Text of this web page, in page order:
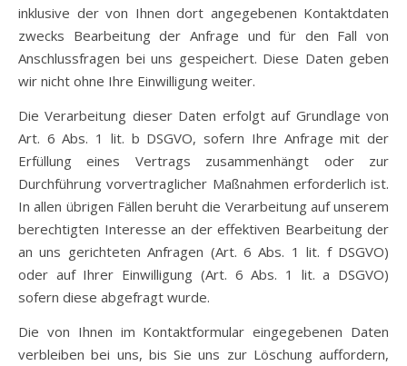
inklusive der von Ihnen dort angegebenen Kontaktdaten
zwecks Bearbeitung der Anfrage und für den Fall von
Anschlussfragen bei uns gespeichert. Diese Daten geben
wir nicht ohne Ihre Einwilligung weiter.
Die Verarbeitung dieser Daten erfolgt auf Grundlage von
Art. 6 Abs. 1 lit. b DSGVO, sofern Ihre Anfrage mit der
Erfüllung eines Vertrags zusammenhängt oder zur
Durchführung vorvertraglicher Maßnahmen erforderlich ist.
In allen übrigen Fällen beruht die Verarbeitung auf unserem
berechtigten Interesse an der effektiven Bearbeitung der
an uns gerichteten Anfragen (Art. 6 Abs. 1 lit. f DSGVO)
oder auf Ihrer Einwilligung (Art. 6 Abs. 1 lit. a DSGVO)
sofern diese abgefragt wurde.
Die von Ihnen im Kontaktformular eingegebenen Daten
verbleiben bei uns, bis Sie uns zur Löschung auffordern,